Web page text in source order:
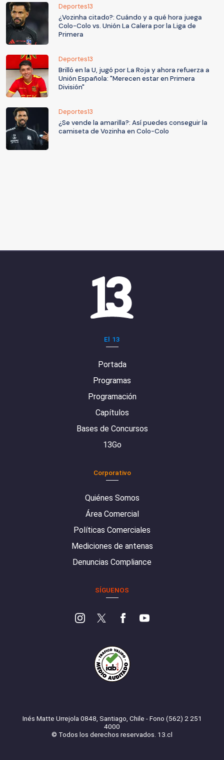
Deportes13
¿Vozinha citado?: Cuándo y a qué hora juega
Colo-Colo vs. Unión La Calera por la Liga de
Primera
Deportes13
Brilló en la U, jugó por La Roja y ahora refuerza a
Unión Española: "Merecen estar en Primera
División"
Deportes13
¿Se vende la amarilla?: Así puedes conseguir la
camiseta de Vozinha en Colo-Colo
El 13
Portada
Programas
Programación
Capítulos
Bases de Concursos
13Go
Corporativo
Quiénes Somos
Área Comercial
Políticas Comerciales
Mediciones de antenas
Denuncias Compliance
SÍGUENOS
Inés Matte Urrejola 0848, Santiago, Chile - Fono (562) 2 251
4000
© Todos los derechos reservados. 13.cl